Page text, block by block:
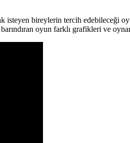
bireylerin tercih edebileceği
oyun farklı grafikleri ve